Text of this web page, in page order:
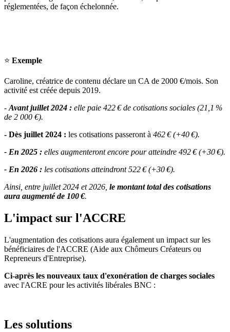
réglementées, de façon échelonnée.
⭐️ Exemple
Caroline, créatrice de contenu déclare un CA de 2000 €/mois. Son
activité est créée depuis 2019.
- Avant juillet 2024 : elle paie 422 € de cotisations sociales (21,1 %
de 2 000 €).
- Dès juillet 2024 : les cotisations passeront à 462 € (+40 €).
- En 2025 : elles augmenteront encore pour atteindre 492 € (+30 €).
- En 2026 : les cotisations atteindront 522 € (+30 €).
Ainsi, entre juillet 2024 et 2026, le montant total des cotisations
aura augmenté de 100 €.
L'impact sur l'ACCRE
L'augmentation des cotisations aura également un impact sur les
bénéficiaires de l'ACCRE (Aide aux Chômeurs Créateurs ou
Repreneurs d'Entreprise).
Ci-après les nouveaux taux d'exonération de charges sociales
avec l'ACRE pour les activités libérales BNC :
Les solutions